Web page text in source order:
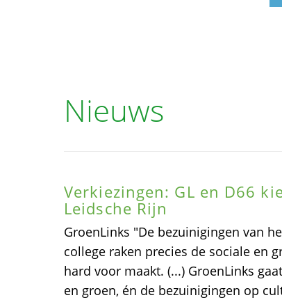
Nieuws
Verkiezingen: GL en D66
Leidsche Rijn
GroenLinks "De bezuinigingen van
college raken precies de sociale en
hard voor maakt. (...) GroenLinks
en groen, én de bezuinigingen op